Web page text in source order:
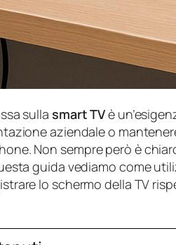
sulla smart TVè
aziendale o
Non sempre però è
guida vediamo come
lo schermo della TV